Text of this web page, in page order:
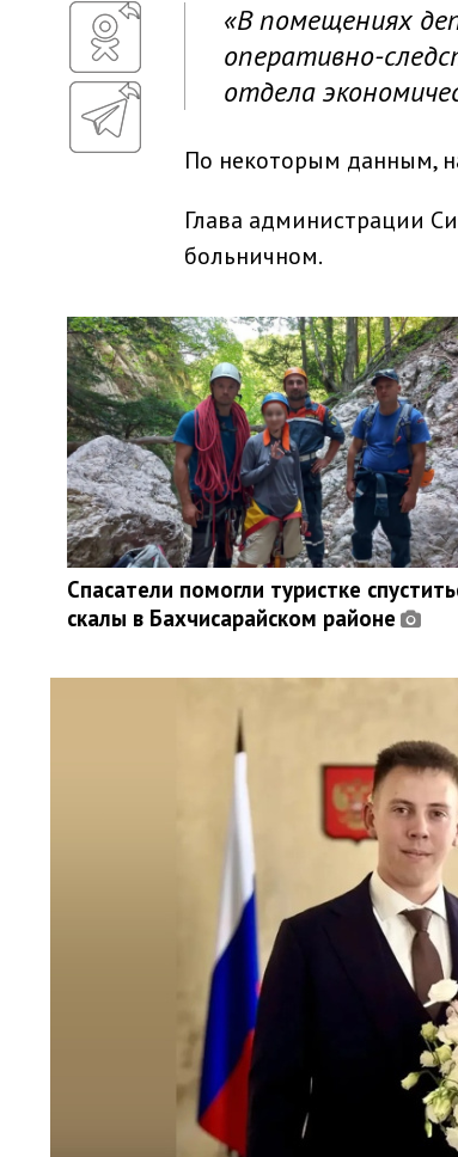
«В помещениях
оперативно-
отдела
По некоторым данным,
Глава администрации
больничном.
Спасатели помогли туристке
скалы в Бахчисарайском районе